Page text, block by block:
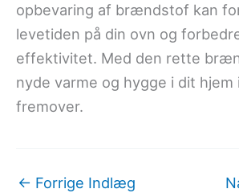
opbevaring af brændstof kan
levetiden på din ovn og
effektivitet. Med den rette
nyde varme og hygge i dit hjem
fremover.
← Forrige Indlæg